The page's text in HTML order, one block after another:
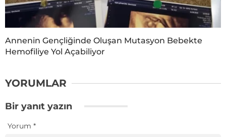
Annenin Gençliğinde Oluşan Mutasyon Bebekte
Hemofiliye Yol Açabiliyor
YORUMLAR
Bir yanıt yazın
Yorum *